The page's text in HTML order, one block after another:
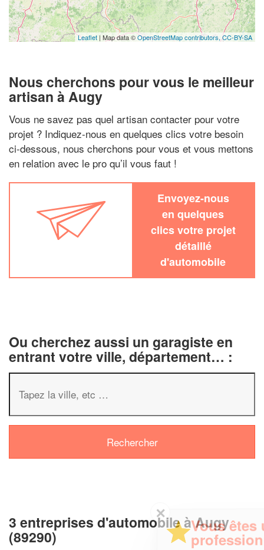
Leaflet | Map data ©OpenStreetMap contributors,CC-BY-SA
Nous cherchons pour vous le meilleur
artisan à Augy
Vous ne savez pas quel artisan contacter pour votre
projet ? Indiquez-nous en quelques clics votre besoin
ci-dessous, nous cherchons pour vous et vous mettons
en relation avec le pro qu’il vous faut !
Envoyez-nous
en quelques
clics votre projet
détaillé
d'automobile
Ou cherchez aussi un garagiste en
entrant votre ville, département… :
3 entreprises d'automobile à Augy
(89290)
Vous êtes un
professionnel ?